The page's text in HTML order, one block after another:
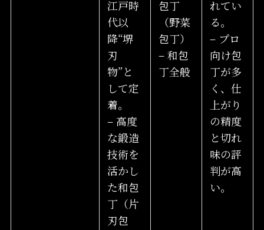
江戸時
代以
降“堺
刃
物”と
して定
着。
– 高度
な鍛造
技術を
活かし
た和包
丁（片
刃包
包丁
（野菜
包丁）
– 和包
丁全般
れてい
る。
– プロ
向け包
丁が多
く、仕
上がり
の精度
と切れ
味の評
判が高
い。